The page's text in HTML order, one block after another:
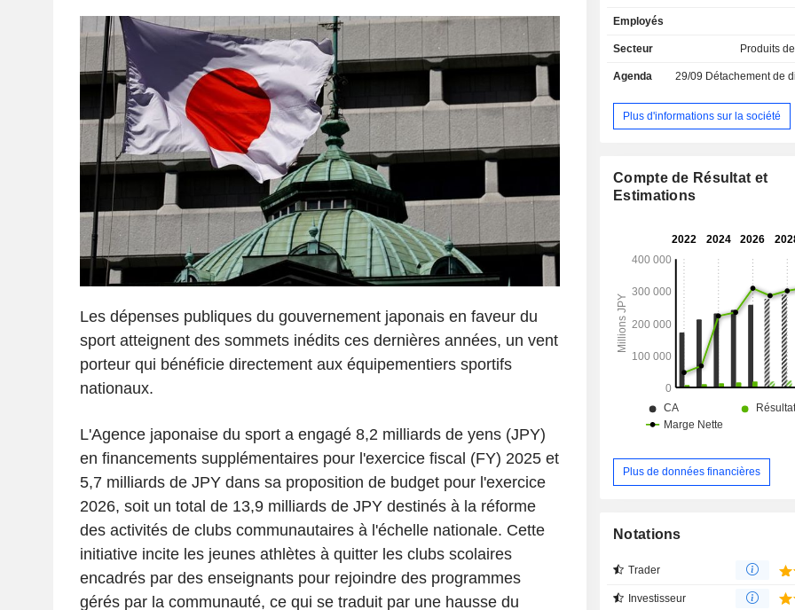
Les dépenses publiques du gouvernement japonais en faveur du
sport atteignent des sommets inédits ces dernières années, un vent
porteur qui bénéficie directement aux équipementiers sportifs
nationaux.
L'Agence japonaise du sport a engagé 8,2 milliards de yens (JPY)
en financements supplémentaires pour l'exercice fiscal (FY) 2025 et
5,7 milliards de JPY dans sa proposition de budget pour l'exercice
2026, soit un total de 13,9 milliards de JPY destinés à la réforme
des activités de clubs communautaires à l'échelle nationale. Cette
initiative incite les jeunes athlètes à quitter les clubs scolaires
encadrés par des enseignants pour rejoindre des programmes
gérés par la communauté, ce qui se traduit par une hausse du
Océanie. Le segment Japon est
dans la construction d’installations
d’installations sportives, les
d’équipements de sport, de produits
vie et de produits professionnels au
Employés
Secteur Produits
Agenda 29/09 Détachement de
Plus d'informations sur la société
Compte de Résultat et
Estimations
Plus de données financières
Notations
Trader
Investisseur